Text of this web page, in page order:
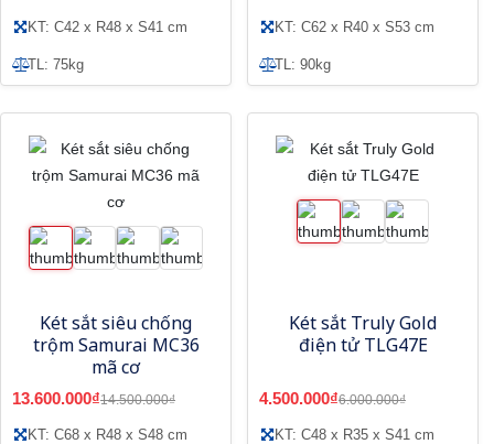
KT: C42 x R48 x S41 cm
TL: 75kg
KT: C62 x R40 x S53 cm
TL: 90kg
Két sắt siêu chống
trộm Samurai MC36
mã cơ
13.600.000₫14.500.000₫
KT: C68 x R48 x S48 cm
Két sắt Truly Gold
điện tử TLG47E
4.500.000₫6.000.000₫
KT: C48 x R35 x S41 cm